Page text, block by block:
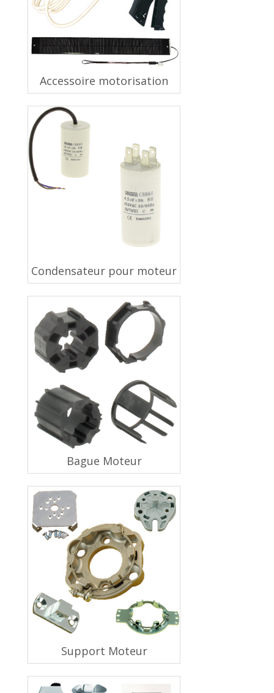
Accessoire motorisation
Condensateur pour moteur
Bague Moteur
Support Moteur